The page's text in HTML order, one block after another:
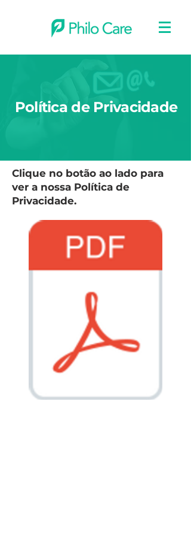
Política de Privacidade
Clique no botão ao lado para
ver a nossa Política de
Privacidade.